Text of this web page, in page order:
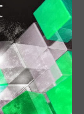
Anchor, Infinity). I
quelli più
Lab sono presentati
sceglierli a casa
dal 10 febbraio
e su
RES TOO LATE